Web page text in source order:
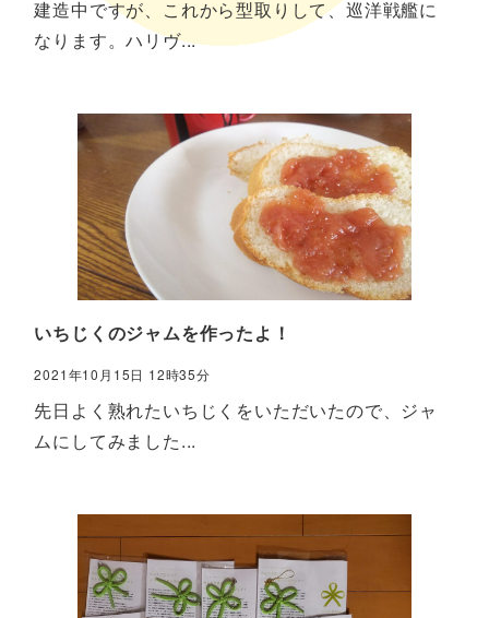
建造中ですが、これから型取りして、巡洋戦艦に
なります。ハリヴ...
いちじくのジャムを作ったよ！
2021年10月15日 12時35分
先日よく熟れたいちじくをいただいたので、ジャ
ムにしてみました...